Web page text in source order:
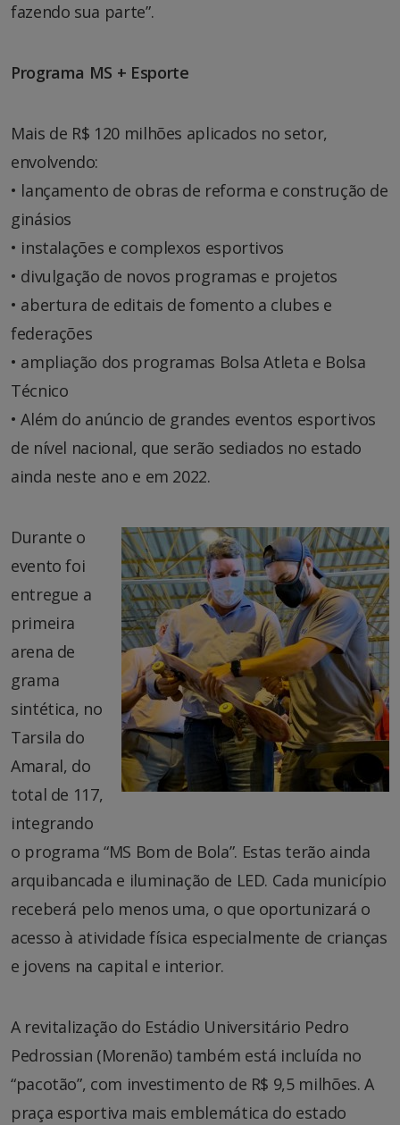
fazendo sua parte”.
Programa MS + Esporte
Mais de R$ 120 milhões aplicados no setor,
envolvendo:
• lançamento de obras de reforma e construção de
ginásios
• instalações e complexos esportivos
• divulgação de novos programas e projetos
• abertura de editais de fomento a clubes e
federações
• ampliação dos programas Bolsa Atleta e Bolsa
Técnico
• Além do anúncio de grandes eventos esportivos
de nível nacional, que serão sediados no estado
ainda neste ano e em 2022.
Durante o
evento foi
entregue a
primeira
arena de
grama
sintética, no
Tarsila do
Amaral, do
total de 117,
integrando
o programa “MS Bom de Bola”. Estas terão ainda
arquibancada e iluminação de LED. Cada município
receberá pelo menos uma, o que oportunizará o
acesso à atividade física especialmente de crianças
e jovens na capital e interior.
A revitalização do Estádio Universitário Pedro
Pedrossian (Morenão) também está incluída no
“pacotão”, com investimento de R$ 9,5 milhões. A
praça esportiva mais emblemática do estado